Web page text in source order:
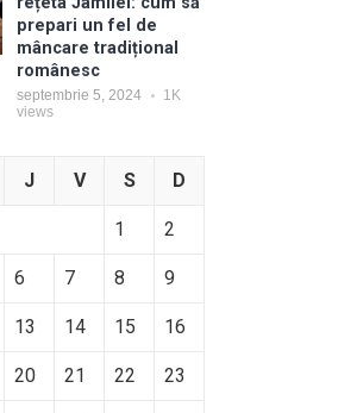
prepari un fel de
mâncare tradițional
românesc
septembrie 5, 2024
1K
views
J V S D
1 2
6 7 8 9
13 14 15 16
20 21 22 23